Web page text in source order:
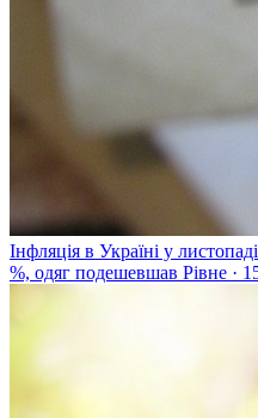
Інфляція в Україні у
%, одяг подешевшав Рівне ·